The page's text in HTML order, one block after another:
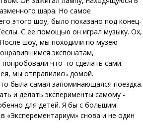
шара. Но самое
этого шоу, было показано под конец-
С ее помощью он играл музыку. Ох,
шоу, мы походили по музею
экспонатам,
что-то сделать сами.
мы отправились домой.
была самая запоминающаяся поездка.
и делать эксперименты самому -
для детей. Я бы с большим
«Эксперементариум» снова и не один